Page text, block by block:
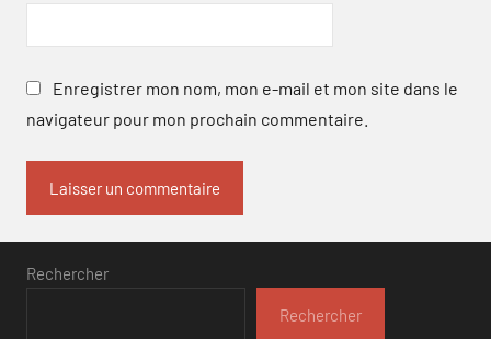
Enregistrer mon nom, mon e-mail et mon site dans le
navigateur pour mon prochain commentaire.
Rechercher
Rechercher